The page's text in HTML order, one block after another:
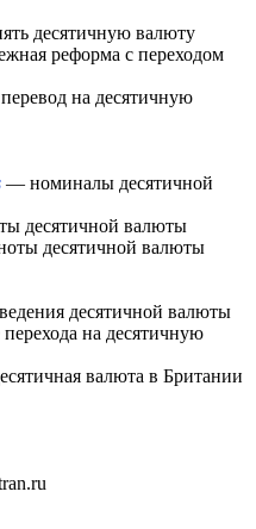
десятичную валюту
реформа с переходом
на десятичную
— номиналы десятичной
десятичной валюты
десятичной валюты
десятичной валюты
на десятичную
валюта в Британии